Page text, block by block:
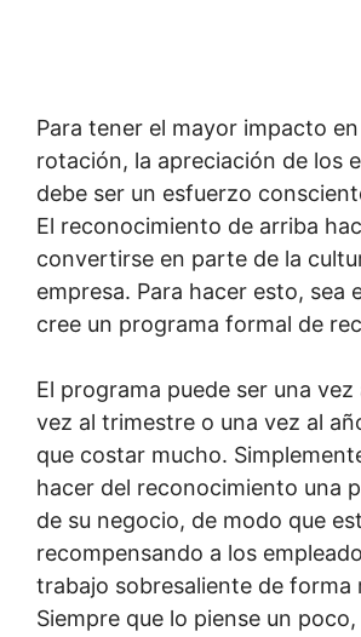
Para tener el mayor impacto
rotación, la apreciación de los
debe ser un esfuerzo
El reconocimiento de arriba
convertirse en parte de la
empresa. Para hacer esto, sea
cree un programa formal de
El programa puede ser una vez
vez al trimestre o una vez al
que costar mucho.
hacer del reconocimiento una
de su negocio, de modo que
recompensando a los
trabajo sobresaliente de forma
Siempre que lo piense un poco,